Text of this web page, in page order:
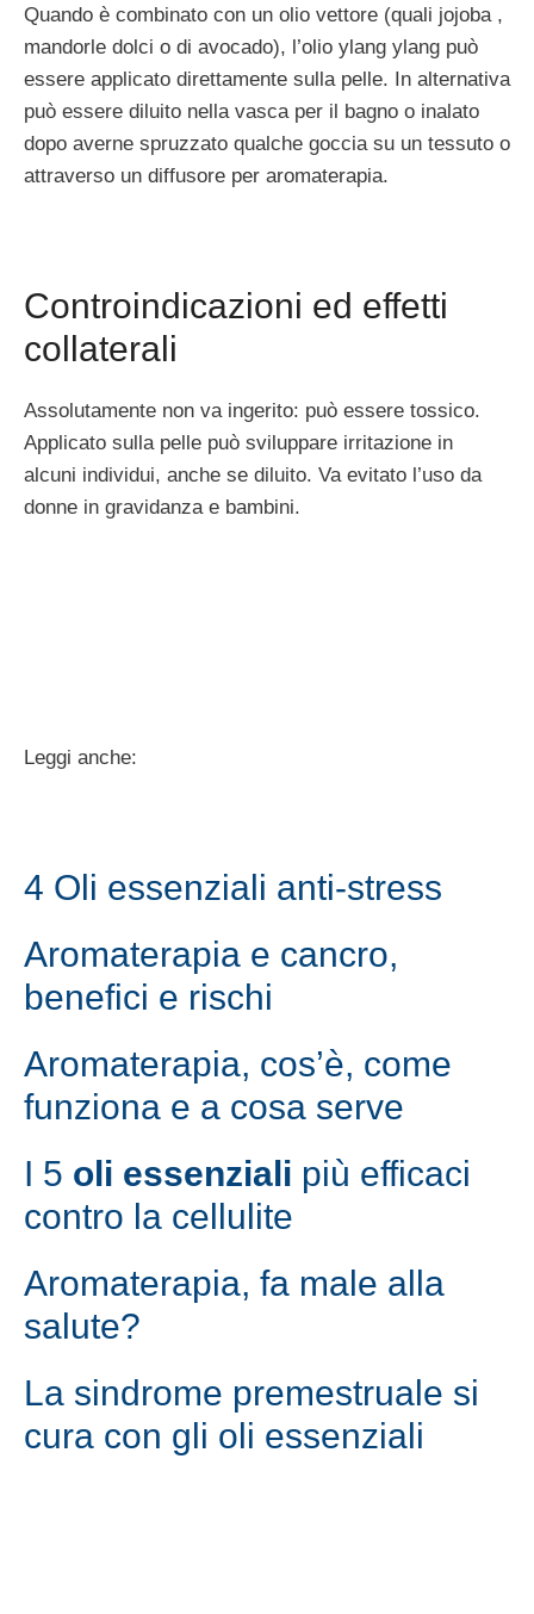
Quando è combinato con un olio vettore (quali jojoba ,
mandorle dolci o di avocado), l’olio ylang ylang può
essere applicato direttamente sulla pelle. In alternativa
può essere diluito nella vasca per il bagno o inalato
dopo averne spruzzato qualche goccia su un tessuto o
attraverso un diffusore per aromaterapia.
Controindicazioni ed effetti
collaterali
Assolutamente non va ingerito: può essere tossico.
Applicato sulla pelle può sviluppare irritazione in
alcuni individui, anche se diluito. Va evitato l’uso da
donne in gravidanza e bambini.
Leggi anche:
4 Oli essenziali anti-stress
Aromaterapia e cancro,
benefici e rischi
Aromaterapia, cos’è, come
funziona e a cosa serve
I 5 oli essenziali più efficaci
contro la cellulite
Aromaterapia, fa male alla
salute?
La sindrome premestruale si
cura con gli oli essenziali